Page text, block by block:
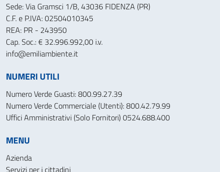
Sede: Via Gramsci 1/B, 43036 FIDENZA (PR)
C.F. e P.IVA: 02504010345
REA: PR - 243950
Cap. Soc.: € 32.996.992,00 i.v.
info@emiliambiente.it
NUMERI UTILI
Numero Verde Guasti: 800.99.27.39
Numero Verde Commerciale (Utenti): 800.42.79.99
Uffici Amministrativi (Solo Fornitori) 0524.688.400
MENU
Azienda
Servizi per i cittadini